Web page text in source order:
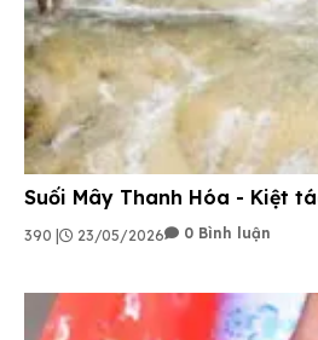
Suối Mây Thanh Hóa - Kiệt
390 | 23/05/2026 0 Bình luận